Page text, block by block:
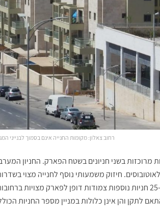
רחוב צאלון: מקומות החנייה אינם בסמוך לבנייני
חיזוק משמעותי נוסף לחנייה מצוי
50 מקומות חנייה. כאמור, כ-25 חניות נוספות צמודות דופן
לתקן והן אינן כלולות במניין מספר החניות